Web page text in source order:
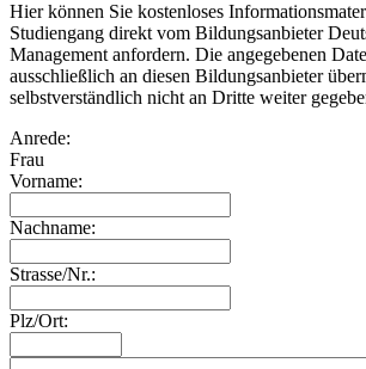
Hier können Sie kostenloses
Studiengang direkt vom Bildungsanbieter
Management anfordern. Die angegebenen
ausschließlich an diesen Bildungsanbieter
selbstverständlich nicht an Dritte weiter
Anrede:
Frau
Vorname:
Nachname:
Strasse/Nr.:
Plz/Ort: